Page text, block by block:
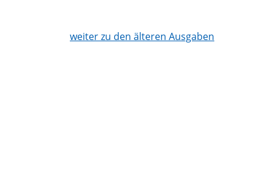
weiter zu den älteren Ausgaben